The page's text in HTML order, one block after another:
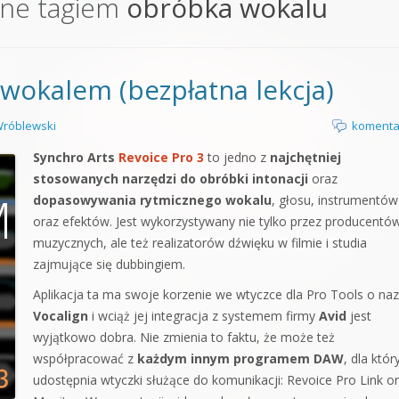
od podstaw
Kompendium
tagiem obróbka wokalu
(bezpłatna lekcja)
Synchro Arts Revoice Pro 3 to jedno z najchętniej
stosowanych narzędzi do obróbki intonacji oraz
dopasowywania rytmicznego wokalu, głosu, instrumentów
oraz efektów. Jest wykorzystywany nie tylko przez
muzycznych, ale też realizatorów dźwięku w filmie i studia
zajmujące się dubbingiem.
Aplikacja ta ma swoje korzenie we wtyczce dla Pro Tools o
Vocalign i wciąż jej integracja z systemem firmy Avid jest
wyjątkowo dobra. Nie zmienia to faktu, że może też
współpracować z każdym innym programem DAW, dla
udostępnia wtyczki służące do komunikacji: Revoice Pro Link